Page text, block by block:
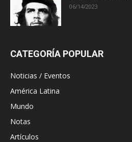
06/14/2023
CATEGORÍA POPULAR
Noticias / Eventos
América Latina
Mundo
Notas
Artículos